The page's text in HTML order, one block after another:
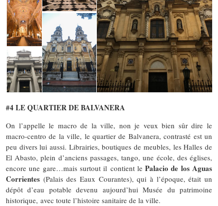
#4 LE QUARTIER DE BALVANERA
On l’appelle le macro de la ville, non je veux bien sûr dire le
macro-centro de la ville, le quartier de Balvanera, contrasté est un
peu divers lui aussi. Librairies, boutiques de meubles, les Halles de
El Abasto, plein d’anciens passages, tango, une école, des églises,
encore une gare…mais surtout il contient lePalacio de los Aguas
Corrientes (Palais des Eaux Courantes), qui à l’époque, était un
dépôt d’eau potable devenu aujourd’hui Musée du patrimoine
historique, avec toute l’histoire sanitaire de la ville.